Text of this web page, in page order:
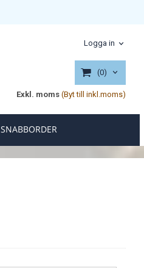
Logga in
(0)
Exkl. moms (Byt till inkl.moms)
SNABBORDER